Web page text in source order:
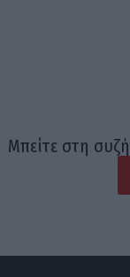
Μπείτε στη